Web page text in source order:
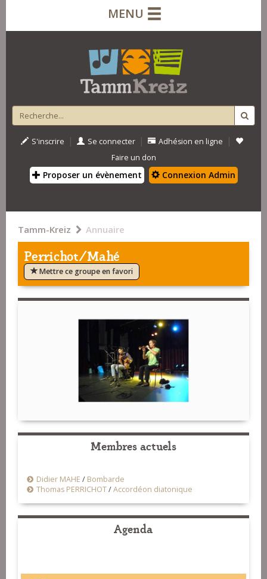
MENU
S'inscrire | Se connecter | Adhésion en ligne |
Faire un don
Proposer un évènement Connexion Admin
Tamm-Kreiz Annuaire
Perrichot/Mahé
Mettre ce groupe en favori
Membres actuels
Didier MAHE / Bombarde
Thomas PERRICHOT/Accordéon diatonique
Agenda